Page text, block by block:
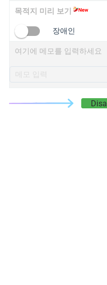
목적지 미리 보기
장애인
여기에 메모를 입력하세요